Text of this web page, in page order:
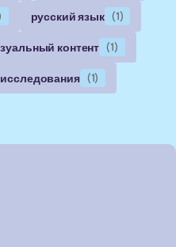
русский язык (1)
контент (1)
(1)